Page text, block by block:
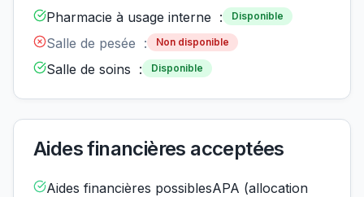
Pharmacie à usage interne : Disponible
Salle de pesée : Non disponible
Salle de soins : Disponible
Aides financières acceptées
Aides financières possiblesAPA (allocation